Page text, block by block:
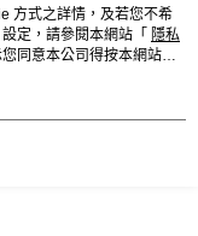
方式之詳情，及若您不希
定，請參閱本網站「 隱私
同意本公司得按本網站使